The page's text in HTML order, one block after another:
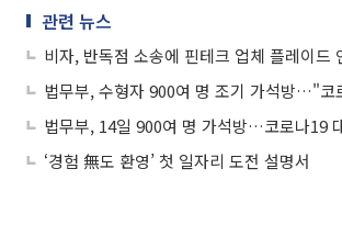
관련 뉴스
비자, 반독점 소송에 핀테크 업체 플레이드
법무부, 수형자 900여 명 조기 가석방…"코
‘경험 無도 환영’ 첫 일자리 도전 설명서